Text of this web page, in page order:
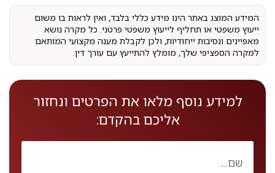
המידע המוצג באתר הינו מידע כללי בלבד, ואין לראות בו משום
ייעוץ משפטי או תחליף לייעוץ משפטי פרטני. כל מקרה נושא
מאפיינים ונסיבות ייחודיות, ולכן לקבלת מענה מקצועי המותאם
למקרה הספציפי שלך, מומלץ להתייעץ עם עורך דין.
למידע נוסף מלאו את הפרטים ונחזור
אליכם בהקדם: